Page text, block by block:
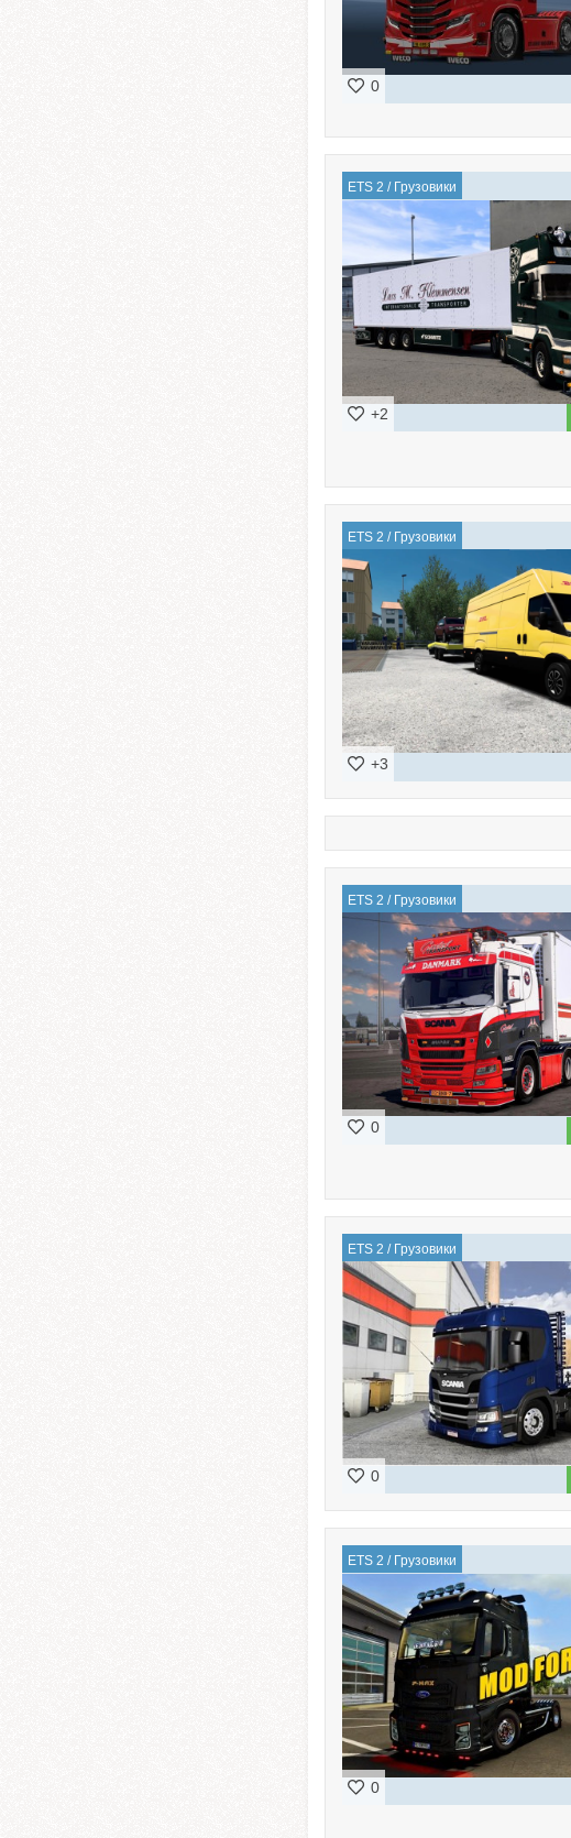
0
ETS 2 / Грузовики
+2
ETS 2 / Грузовики
+3
ETS 2 / Грузовики
0
ETS 2 / Грузовики
0
ETS 2 / Грузовики
0